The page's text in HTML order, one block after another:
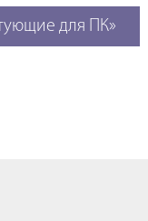
для ПК»